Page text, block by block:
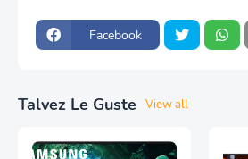
Facebook
Talvez Le Guste View all